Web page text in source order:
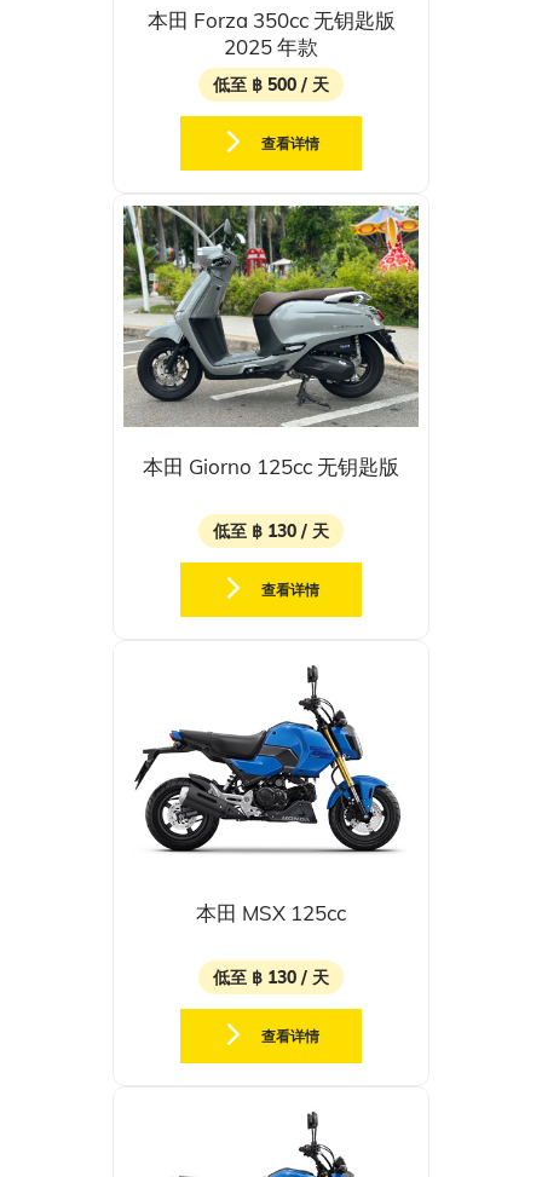
本田 Forza 350cc 无钥匙版
2025 年款
低至 ฿ 500 / 天
查看详情
本田 Giorno 125cc 无钥匙版
低至 ฿ 130 / 天
查看详情
本田 MSX 125cc
低至 ฿ 130 / 天
查看详情